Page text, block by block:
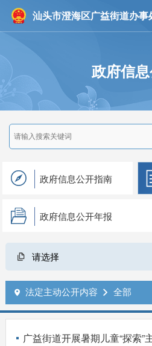
汕头市澄海区广益街道办事
政府信
政府信息公开指南
政府信息公开年报
请选择
 法定主动公开内容  全部
广益街道开展暑期儿童“探索”